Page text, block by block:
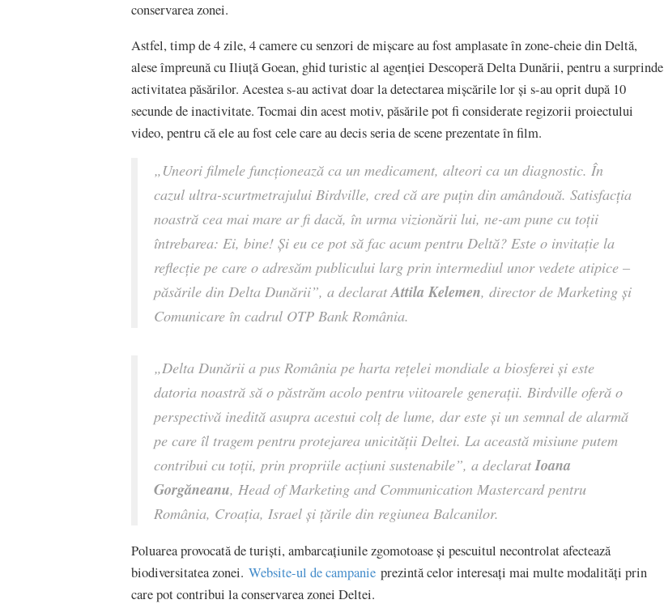
conservarea zonei.
Astfel, timp de 4 zile, 4 camere cu senzori de mișcare au fost amplasate în zone-cheie din Deltă,
alese împreună cu Iliuță Goean, ghid turistic al agenției Descoperă Delta Dunării, pentru a surprinde
activitatea păsărilor. Acestea s-au activat doar la detectarea mișcările lor și s-au oprit după 10
secunde de inactivitate. Tocmai din acest motiv, păsările pot fi considerate regizorii proiectului
video, pentru că ele au fost cele care au decis seria de scene prezentate în film.
„ Uneori filmele funcționează ca un medicament, alteori ca un diagnostic. În
cazul ultra-scurtmetrajului Birdville, cred că are puțin din amândouă. Satisfacția
noastră cea mai mare ar fi dacă, în urma vizionării lui, ne-am pune cu toții
întrebarea: Ei, bine! Și eu ce pot să fac acum pentru Deltă? Este o invitație la
reflecție pe care o adresăm publicului larg prin intermediul unor vedete atipice –
păsările din Delta Dunării”, a declarat Attila Kelemen, director de Marketing și
Comunicare în cadrul OTP Bank România.
„Delta Dunării a pus România pe harta rețelei mondiale a biosferei și este
datoria noastră să o păstrăm acolo pentru viitoarele generații. Birdville oferă o
perspectivă inedită asupra acestui colț de lume, dar este și un semnal de alarmă
pe care îl tragem pentru protejarea unicității Deltei. La această misiune putem
contribui cu toții, prin propriile acțiuni sustenabile”, a declarat Ioana
Gorgăneanu, Head of Marketing and Communication Mastercard pentru
România, Croaţia, Israel şi ţările din regiunea Balcanilor.
Poluarea provocată de turiști, ambarcațiunile zgomotoase și pescuitul necontrolat afectează
biodiversitatea zonei. Website-ul de campanie prezintă celor interesați mai multe modalități prin
care pot contribui la conservarea zonei Deltei.